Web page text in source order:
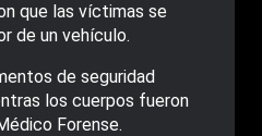
que las víctimas se
de un vehículo.
de seguridad
los cuerpos fueron
Forense.